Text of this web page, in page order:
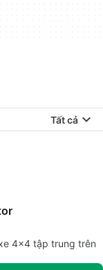
Tất cả
4x4 tập trung trên